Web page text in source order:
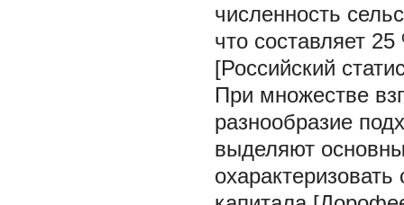
численность
что составляет
[Российский
При множестве
разнообразие
выделяют